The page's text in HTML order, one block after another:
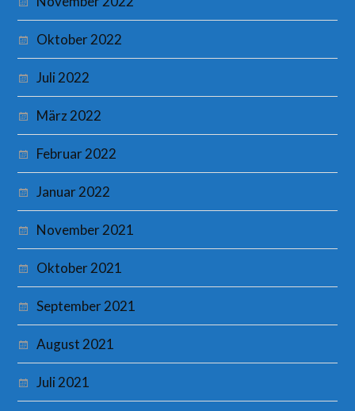
Oktober 2022
Juli 2022
März 2022
Februar 2022
Januar 2022
November 2021
Oktober 2021
September 2021
August 2021
Juli 2021